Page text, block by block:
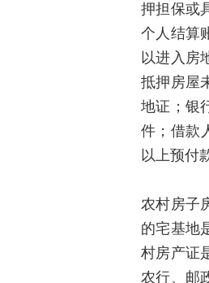
押担保或
个人结算
以进入房
抵押房屋
地证；银
件；借款
以上预付
农村房子
的宅基地
村房产证
农行、邮